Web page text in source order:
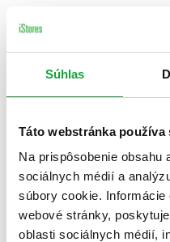
Súhlas
Táto webstránka používa
Na prispôsobenie
sociálnych médií a
súbory cookie.
webové stránky,
oblasti sociálnych médií,